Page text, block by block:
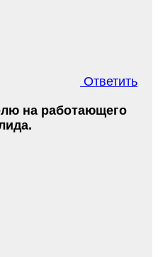
Ответить
на работающего